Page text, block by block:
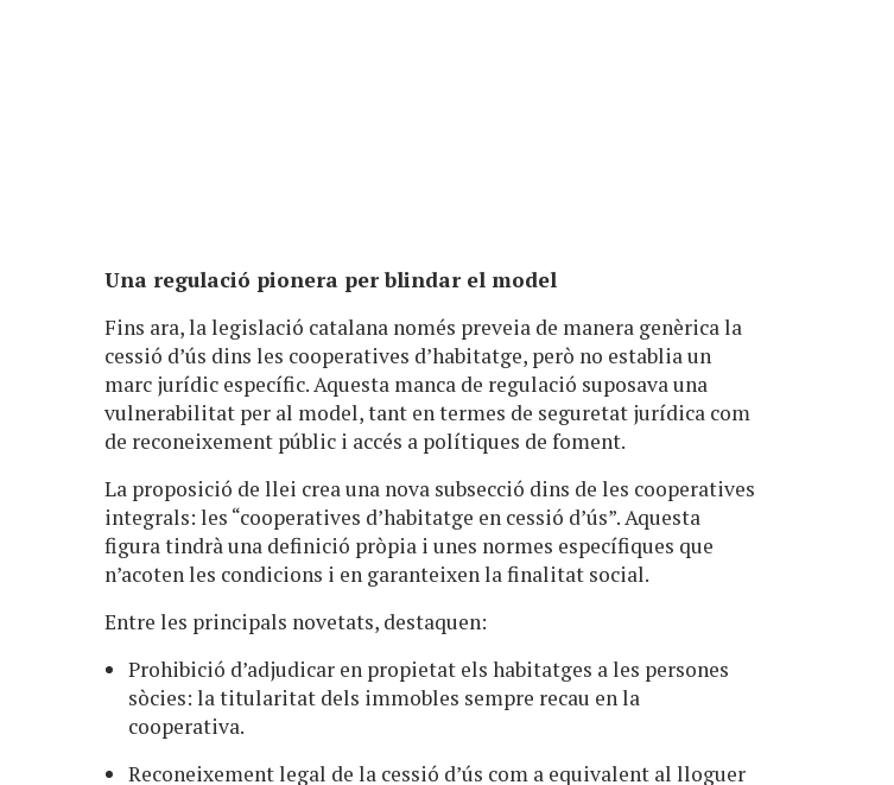
Una regulació pionera per blindar el model
Fins ara, la legislació catalana només preveia de manera genèrica la
cessió d’ús dins les cooperatives d’habitatge, però no establia un
marc jurídic específic. Aquesta manca de regulació suposava una
vulnerabilitat per al model, tant en termes de seguretat jurídica com
de reconeixement públic i accés a polítiques de foment.
La proposició de llei crea una nova subsecció dins de les cooperatives
integrals: les “cooperatives d’habitatge en cessió d’ús”. Aquesta
figura tindrà una definició pròpia i unes normes específiques que
n’acoten les condicions i en garanteixen la finalitat social.
Entre les principals novetats, destaquen:
Prohibició d’adjudicar en propietat els habitatges a les persones
sòcies: la titularitat dels immobles sempre recau en la
cooperativa.
Reconeixement legal de la cessió d’ús com a equivalent al lloguer